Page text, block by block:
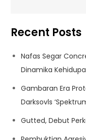
Recent Posts
Nafas Segar
Dinamika
Gambaran Era
Darksovls
Gutted, Debut